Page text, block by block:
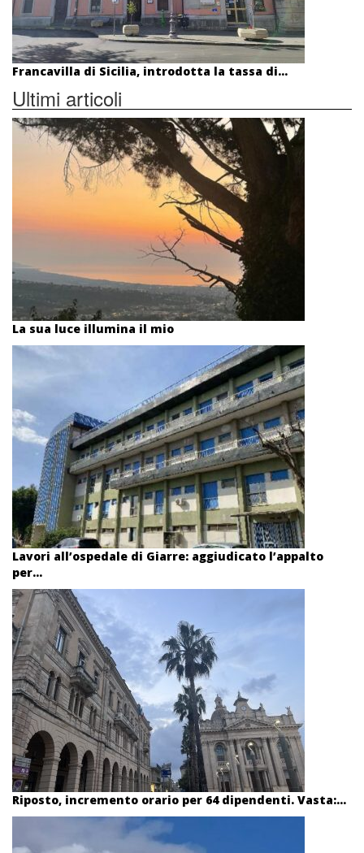
Francavilla di Sicilia, introdotta la tassa di...
Ultimi articoli
La sua luce illumina il mio
Lavori all’ospedale di Giarre: aggiudicato l’appalto
per...
Riposto, incremento orario per 64 dipendenti. Vasta:...